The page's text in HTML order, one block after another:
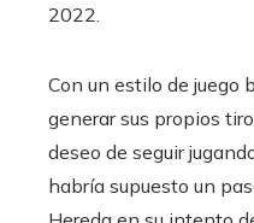
2022.
Con un estilo de juego
generar sus propios
deseo de seguir
habría supuesto un